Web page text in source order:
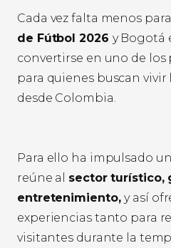
Cada vez falta menos
de Fútbol 2026 y Bogotá
convertirse en uno de
para quienes buscan
desde Colombia.
Para ello ha impulsado
reúne al sector turístico,
entretenimiento,y así
experiencias tanto para
visitantes durante la